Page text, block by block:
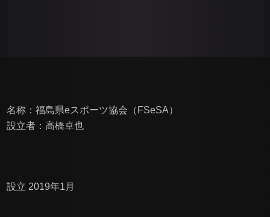
名称：福島県eスポーツ協会（FSeSA）
設立者：高橋卓也
設立 2019年1月